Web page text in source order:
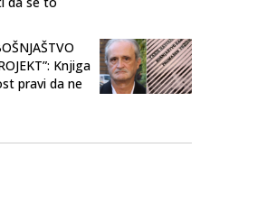
Knjiga
pravi da ne